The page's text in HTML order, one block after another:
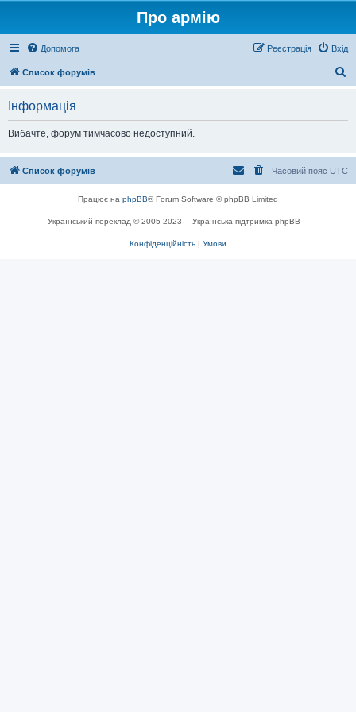
Про армію
Допомога Вхід
Реєстрація
Список форумів
Інформація
Вибачте, форум тимчасово недоступний.
Список форумів Часовий пояс UTC
Працює на phpBB® Forum Software © phpBB Limited
Український переклад © 2005-2023 Українська підтримка phpBB
Конфіденційність | Умови